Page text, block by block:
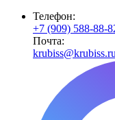
Телефон:
+7 (909) 588-88-
Почта: